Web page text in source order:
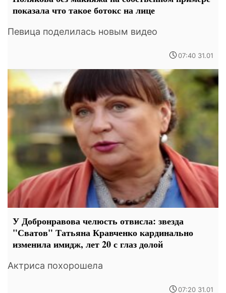
показала что такое ботокс на лице
Певица поделилась новым видео
07:40 31.01
У Добронравова челюсть отвисла: звезда
"Сватов" Татьяна Кравченко кардинально
изменила имидж, лет 20 с глаз долой
Актриса похорошела
07:20 31.01